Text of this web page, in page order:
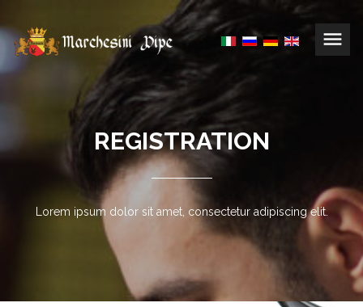
REGISTRATION
Lorem ipsum dolor sit amet, consectetur adipiscing elit.